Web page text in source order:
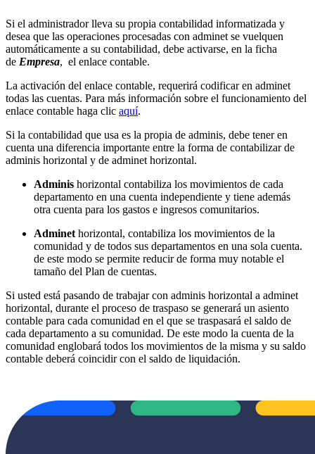
Si el administrador lleva su propia contabilidad informatizada y
desea que las operaciones procesadas con adminet se vuelquen
automáticamente a su contabilidad, debe activarse, en la ficha
de Empresa, el enlace contable.
La activación del enlace contable, requerirá codificar en adminet
todas las cuentas. Para más información sobre el funcionamiento del
enlace contable haga clic aquí.
Si la contabilidad que usa es la propia de adminis, debe tener en
cuenta una diferencia importante entre la forma de contabilizar de
adminis horizontal y de adminet horizontal.
Adminis horizontal contabiliza los movimientos de cada
departamento en una cuenta independiente y tiene además
otra cuenta para los gastos e ingresos comunitarios.
Adminet horizontal, contabiliza los movimientos de la
comunidad y de todos sus departamentos en una sola cuenta.
de este modo se permite reducir de forma muy notable el
tamaño del Plan de cuentas.
Si usted está pasando de trabajar con adminis horizontal a adminet
horizontal, durante el proceso de traspaso se generará un asiento
contable para cada comunidad en el que se traspasará el saldo de
cada departamento a su comunidad. De este modo la cuenta de la
comunidad englobará todos los movimientos de la misma y su saldo
contable deberá coincidir con el saldo de liquidación.